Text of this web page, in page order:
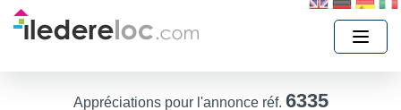
Appréciations pour l'annonce réf. 6335